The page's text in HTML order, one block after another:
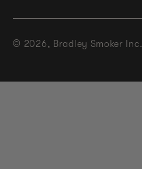
© 2026, Bradley Smoker Inc.